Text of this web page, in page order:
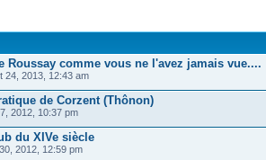
Roussay comme vous ne l'avez jamais vue....
24, 2013, 12:43 am
de Corzent (Thônon)
2012, 10:37 pm
du XIVe siècle
2012, 12:59 pm